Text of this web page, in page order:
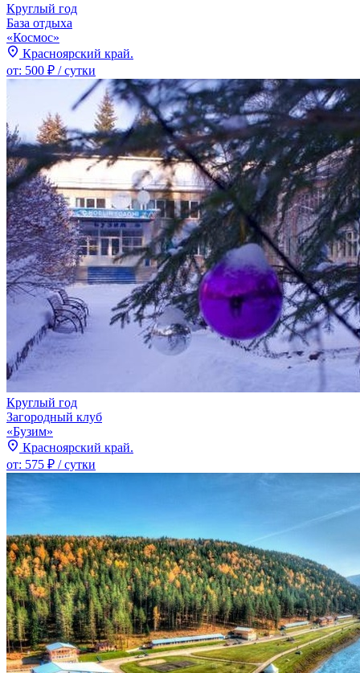
Круглый год
База отдыха
«Космос»
Красноярский край.
от: 500 ₽ / сутки
Круглый год
Загородный клуб
«Бузим»
Красноярский край.
от: 575 ₽ / сутки